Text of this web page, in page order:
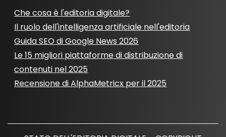
Che cosa è l'editoria digitale?
Il ruolo dell'intelligenza artificiale nell'editoria
Guida SEO di Google News 2026
Le 15 migliori piattaforme di distribuzione di
contenuti nel 2025
Recensione di AlphaMetricx per il 2025